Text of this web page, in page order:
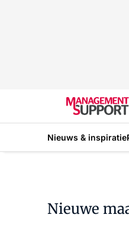
Nieuws & inspiratie
Nieuwe